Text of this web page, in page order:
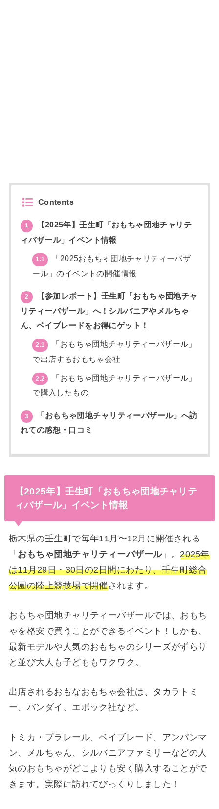
Contents
1
【2025年】壬生町「おもちゃ団地チャリテ
ィバザール」イベント情報
1.1
「2025おもちゃ団地チャリティーバザ
ール」のイベントの開催情報
2
【参加レポート】壬生町「おもちゃ団地チャ
リティーバザール」へ！シルバニアやメルちゃ
ん、ベイブレードをお得にゲット！
2.1
「おもちゃ団地チャリティーバザール」
で出店するおもちゃ会社
2.2
「おもちゃ団地チャリティーバザール」
で購入したもの
3
「おもちゃ団地チャリティーバザール」へ訪
れての感想・口コミ
【2025年】壬生町「おもちゃ団地チャリテ
ィバザール」イベント情報
栃木県の壬生町で毎年11月〜12月に開催される
「 おもちゃ団地チャリティーバザール」。 2025年
は11月29日・30日の2日間にわたり、壬生町総合
公園の陸上競技場で開催されます。
おもちゃ団地チャリティーバザールでは、おもち
ゃを格安で買うことができるイベント！しかも、
最新モデルや人気のおもちゃのシリーズがずらり
と並び大人も子どももワクワク。
出店されるおもなおもちゃ会社は、タカラトミ
ー、バンダイ、エポック社など。
トミカ・プラレール、ベイブレード、アンパンマ
ン、メルちゃん、シルバニアファミリーなどの人
気のおもちゃがどこよりも安く購入することがで
きます。実際に訪れてびっくりしました！